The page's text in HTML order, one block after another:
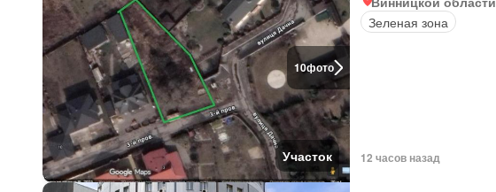
10фото
Участок
Зеленая зона
12 часов назад